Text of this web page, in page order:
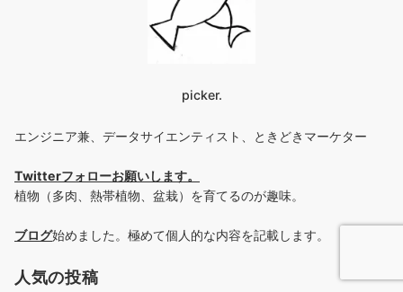
picker.
エンジニア兼、データサイエンティスト、ときどきマーケター
Twitterフォローお願いします。
植物（多肉、熱帯植物、盆栽）を育てるのが趣味。
ブログ始めました。極めて個人的な内容を記載します。
人気の投稿